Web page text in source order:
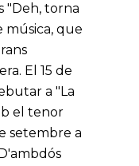
"Deh, torna
música, que
El 15 de
a "La
el tenor
setembre a